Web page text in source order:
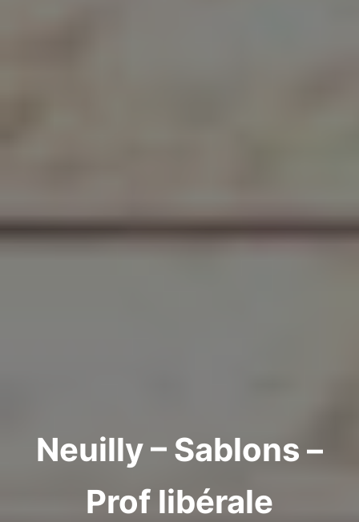
Neuilly – Sablons –
Prof libérale